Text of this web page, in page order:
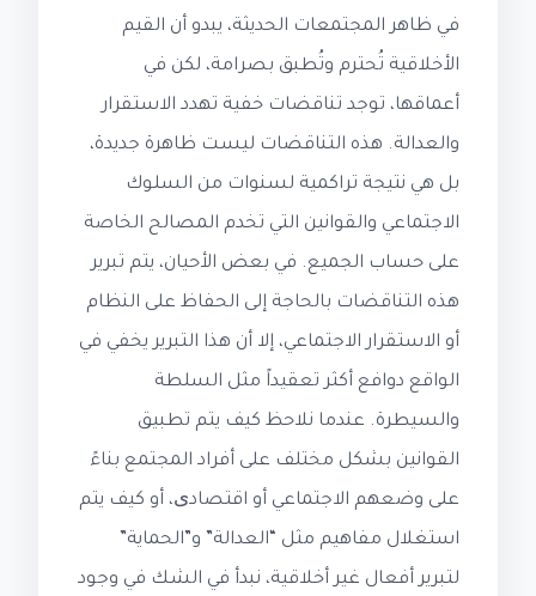
في ظاهر المجتمعات الحديثة، يبدو أن القيم
الأخلاقية تُحترم وتُطبق بصرامة، لكن في
أعماقها، توجد تناقضات خفية تهدد الاستقرار
والعدالة. هذه التناقضات ليست ظاهرة جديدة،
بل هي نتيجة تراكمية لسنوات من السلوك
الاجتماعي والقوانين التي تخدم المصالح الخاصة
على حساب الجميع. في بعض الأحيان، يتم تبرير
هذه التناقضات بالحاجة إلى الحفاظ على النظام
أو الاستقرار الاجتماعي، إلا أن هذا التبرير يخفي في
الواقع دوافع أكثر تعقيداً مثل السلطة
والسيطرة. عندما نلاحظ كيف يتم تطبيق
القوانين بشكل مختلف على أفراد المجتمع بناءً
على وضعهم الاجتماعي أو اقتصادی، أو كيف يتم
استغلال مفاهيم مثل “العدالة” و”الحماية”
لتبرير أفعال غير أخلاقية، نبدأ في الشك في وجود